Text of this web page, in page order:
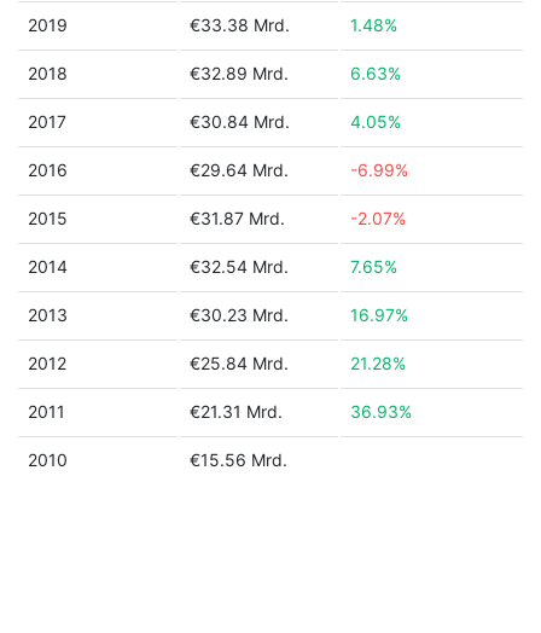
2019 €33.38 Mrd. 1.48%
2018 €32.89 Mrd. 6.63%
2017 €30.84 Mrd. 4.05%
2016 €29.64 Mrd. -6.99%
2015 €31.87 Mrd. -2.07%
2014 €32.54 Mrd. 7.65%
2013 €30.23 Mrd. 16.97%
2012 €25.84 Mrd. 21.28%
2011 €21.31 Mrd. 36.93%
2010 €15.56 Mrd.